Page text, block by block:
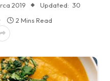
2019 Updated: 30
2 Mins Read